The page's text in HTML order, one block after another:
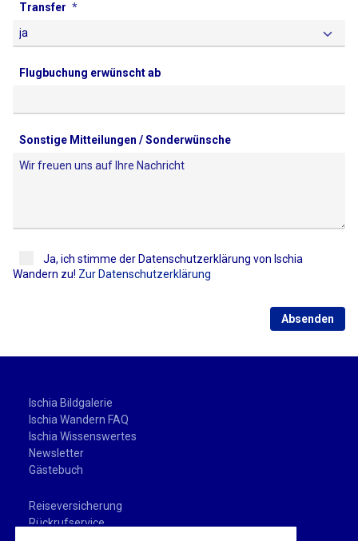
Transfer
Flugbuchung erwünscht ab
Sonstige Mitteilungen / Sonderwünsche
Ja, ich stimme der Datenschutzerklärung von Ischia
Wandern zu! Zur Datenschutzerklärung
Absenden
Ischia Bildgalerie
Ischia Wandern FAQ
Ischia Wissenswertes
Newsletter
Gästebuch
Reiseversicherung
Rückrufservice